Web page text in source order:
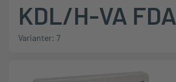
KDL/H-VA FDA
Varianter: 7